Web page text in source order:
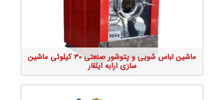
جزئیات محصول
ماشین لباس شویی و پتوشور صنعتی 30 کیلوئی ماشین
سازی ارابه ایلقار